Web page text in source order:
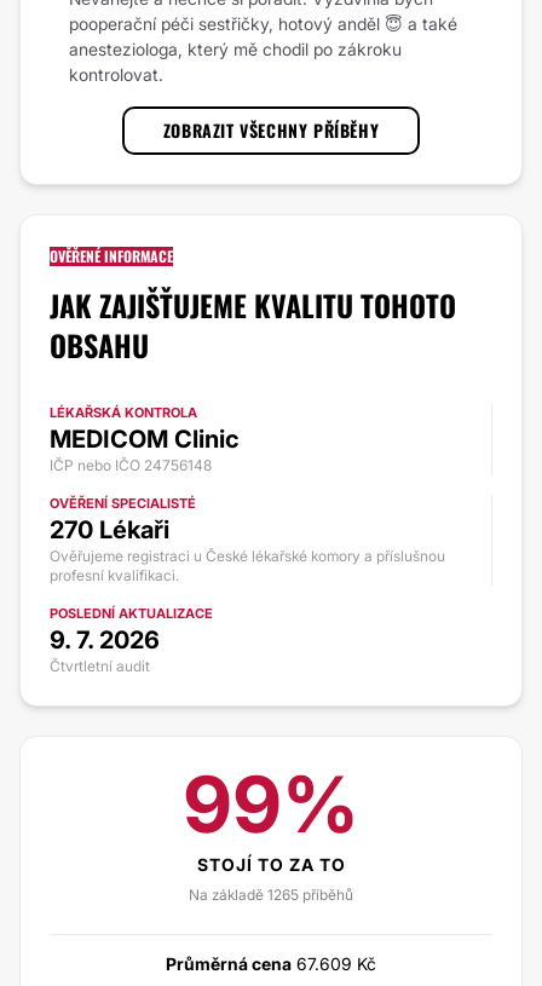
pooperační péči sestřičky, hotový anděl 😇 a také
anesteziologa, který mě chodil po zákroku
kontrolovat.
ZOBRAZIT VŠECHNY PŘÍBĚHY
OVĚŘENÉ INFORMACE
JAK ZAJIŠŤUJEME KVALITU TOHOTO
OBSAHU
LÉKAŘSKÁ KONTROLA
MEDICOM Clinic
IČP nebo IČO 24756148
OVĚŘENÍ SPECIALISTÉ
270 Lékaři
Ověřujeme registraci u České lékařské komory a příslušnou
profesní kvalifikaci.
POSLEDNÍ AKTUALIZACE
9. 7. 2026
Čtvrtletní audit
99%
STOJÍ TO ZA TO
Na základě 1265 příběhů
Průměrná cena 67.609 Kč